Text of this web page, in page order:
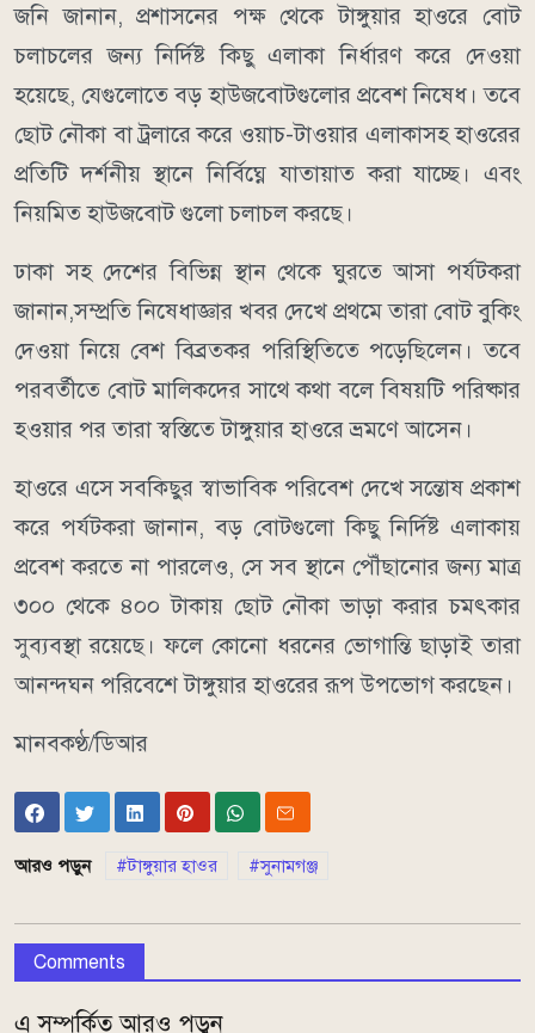
জনি জানান, প্রশাসনের পক্ষ থেকে টাঙ্গুয়ার হাওরে বোট
চলাচলের জন্য নির্দিষ্ট কিছু এলাকা নির্ধারণ করে দেওয়া
হয়েছে, যেগুলোতে বড় হাউজবোটগুলোর প্রবেশ নিষেধ। তবে
ছোট নৌকা বা ট্রলারে করে ওয়াচ-টাওয়ার এলাকাসহ হাওরের
প্রতিটি দর্শনীয় স্থানে নির্বিঘ্নে যাতায়াত করা যাচ্ছে। এবং
নিয়মিত হাউজবোট গুলো চলাচল করছে।
​ঢাকা সহ দেশের বিভিন্ন স্থান থেকে ঘুরতে আসা পর্যটকরা
জানান,সম্প্রতি নিষেধাজ্ঞার খবর দেখে প্রথমে তারা বোট বুকিং
দেওয়া নিয়ে বেশ বিব্রতকর পরিস্থিতিতে পড়েছিলেন। তবে
পরবর্তীতে বোট মালিকদের সাথে কথা বলে বিষয়টি পরিষ্কার
হওয়ার পর তারা স্বস্তিতে টাঙ্গুয়ার হাওরে ভ্রমণে আসেন।
​হাওরে এসে সবকিছুর স্বাভাবিক পরিবেশ দেখে সন্তোষ প্রকাশ
করে পর্যটকরা জানান, বড় বোটগুলো কিছু নির্দিষ্ট এলাকায়
প্রবেশ করতে না পারলেও, সে সব স্থানে পৌঁছানোর জন্য মাত্র
৩০০ থেকে ৪০০ টাকায় ছোট নৌকা ভাড়া করার চমৎকার
সুব্যবস্থা রয়েছে। ফলে কোনো ধরনের ভোগান্তি ছাড়াই তারা
আনন্দঘন পরিবেশে টাঙ্গুয়ার হাওরের রূপ উপভোগ করছেন।
মানবকণ্ঠ/ডিআর
আরও পড়ুন টাঙ্গুয়ার হাওর সুনামগঞ্জ
Comments
এ সম্পর্কিত আরও পড়ুন